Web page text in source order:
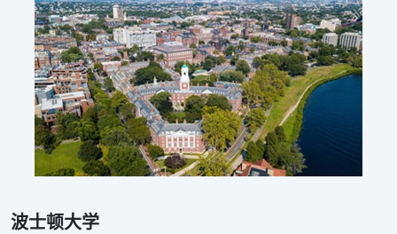
波士顿大学